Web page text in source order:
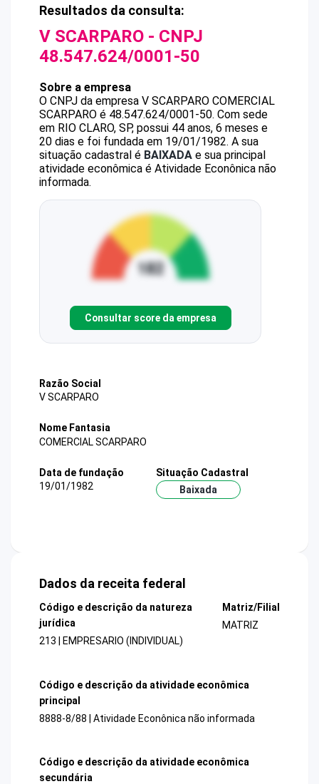
Resultados da consulta:
V SCARPARO - CNPJ
48.547.624/0001-50
Sobre a empresa
O CNPJ da empresa V SCARPARO COMERCIAL
SCARPARO é 48.547.624/0001-50. Com sede
em RIO CLARO, SP, possui 44 anos, 6 meses e
20 dias e foi fundada em 19/01/1982. A sua
situação cadastral é BAIXADA e sua principal
atividade econômica é Atividade Econônica não
informada.
Consultar score da empresa
Razão Social
V SCARPARO
Nome Fantasia
COMERCIAL SCARPARO
Data de fundação
19/01/1982
Situação Cadastral
Baixada
Dados da receita federal
Código e descrição da natureza
jurídica
213 | EMPRESARIO (INDIVIDUAL)
Matriz/Filial
MATRIZ
Código e descrição da atividade econômica
principal
8888-8/88 | Atividade Econônica não informada
Código e descrição da atividade econômica
secundária